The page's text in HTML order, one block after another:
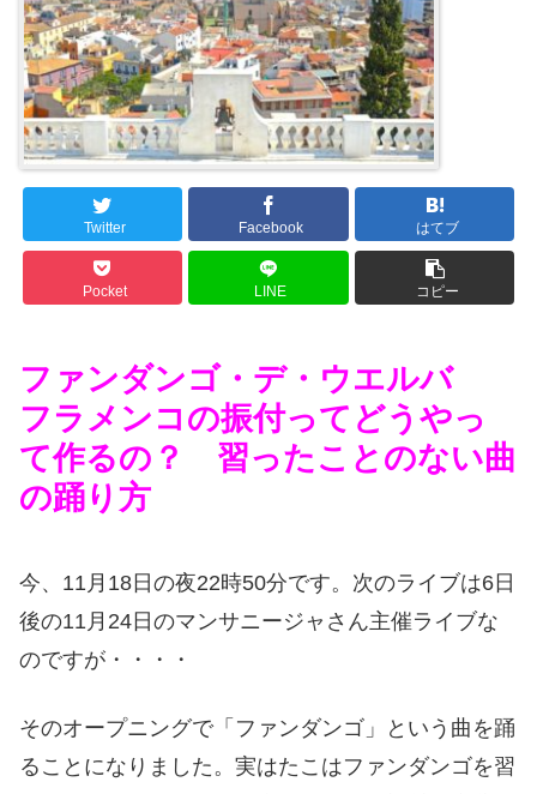
Twitter Facebook はてブ
Pocket LINE コピー
ファンダンゴ・デ・ウエルバ
フラメンコの振付ってどうやっ
て作るの？ 習ったことのない曲
の踊り方
今、11月18日の夜22時50分です。次のライブは6日
後の11月24日のマンサニージャさん主催ライブな
のですが・・・・
そのオープニングで「ファンダンゴ」という曲を踊
ることになりました。実はたこはファンダンゴを習